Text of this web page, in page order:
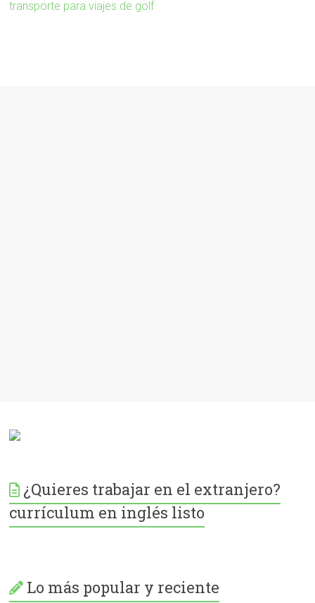
¿Quieres trabajar en el extranjero?
currículum en inglés listo
Lo más popular y reciente